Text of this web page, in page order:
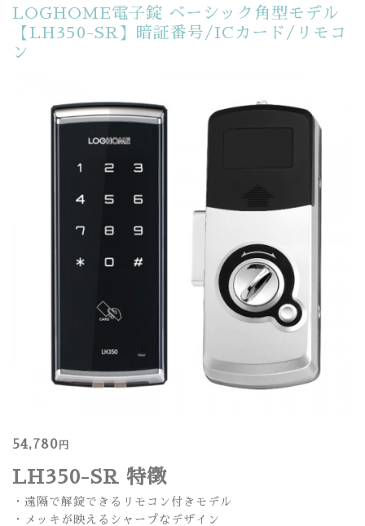
LOGHOME電子錠 ベーシック角型モデル
【LH350-SR】暗証番号/ICカード/リモコ
ン
54,780 円
LH350-SR 特徴
・遠隔で解錠できるリモコン付きモデル
・メッキが映えるシャープなデザイン